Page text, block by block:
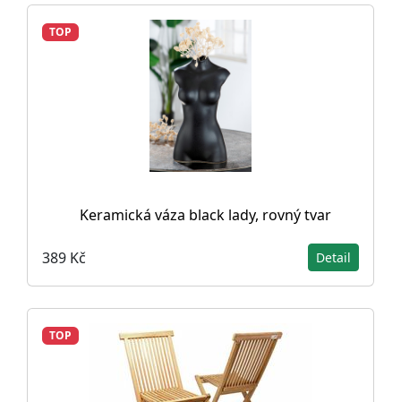
TOP
Keramická váza black lady, rovný tvar
389 Kč Detail
TOP